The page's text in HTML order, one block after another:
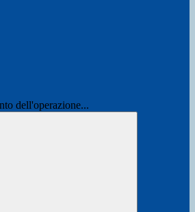
dell'operazione...